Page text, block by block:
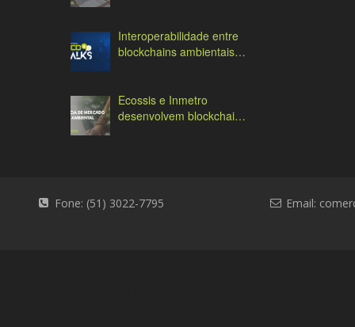
Interoperabilidade entre
blockchains ambientais:
Ecossis e Inmetro
desenvolvem blockchain
Fone: (51) 3022-7795 Email: